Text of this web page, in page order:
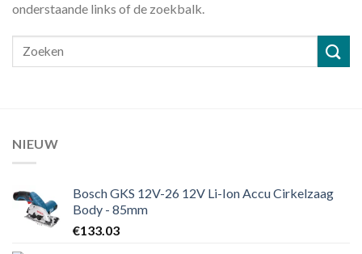
onderstaande links of de zoekbalk.
NIEUW
Bosch GKS 12V-26 12V Li-Ion Accu Cirkelzaag
Body - 85mm
€133.03